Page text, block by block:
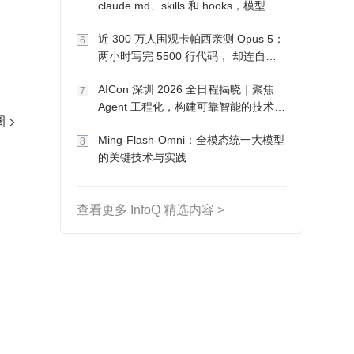
claude.md、skills 和 hooks，模型自
6
近 300 万人围观卡帕西亲测 Opus 5：
两小时写完 5500 行代码， 却连自己
7
AICon 深圳 2026 全日程揭晓｜聚焦
Agent 工程化，构建可靠智能的技术路
8
Ming-Flash-Omni：全模态统一大模型
的关键技术与实践
查看更多 InfoQ 精选内容 >